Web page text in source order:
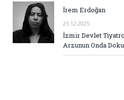
İrem Erdoğan
25.12.2025
İzmir Devlet
Arzunun Onda